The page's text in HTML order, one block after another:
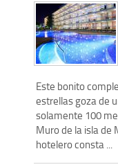
Este bonito
estrellas goza de
solamente 100
Muro de la isla de
hotelero consta ...